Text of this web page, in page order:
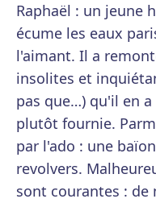
Raphaël : un jeune
écume les eaux
l'aimant. Il a
insolites et
pas que…) qu'il en
plutôt fournie.
par l'ado : une
revolvers.
sont courantes : de